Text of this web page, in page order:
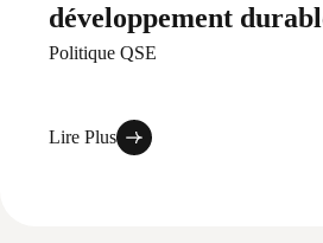
développement
Politique QSE
Lire Plus